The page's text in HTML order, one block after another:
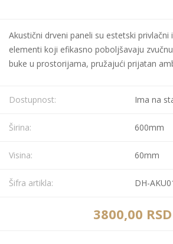
Akustični drveni paneli su estetski privlačni
elementi koji efikasno poboljšavaju
buke u prostorijama, pružajući prijatan
Dostupnost: Ima na
Širina: 600mm
Visina: 60mm
Šifra artikla: DH-
3800,00 RSD